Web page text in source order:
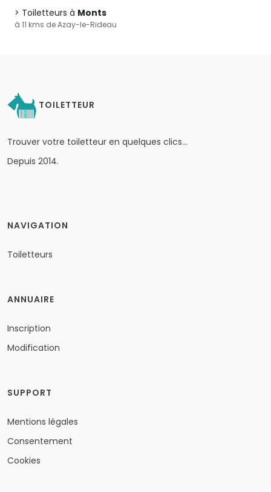
Toiletteurs à Monts
à 11 kms de Azay-le-Rideau
TOILETTEUR
Trouver votre toiletteur en quelques clics…
Depuis 2014.
NAVIGATION
Toiletteurs
ANNUAIRE
Inscription
Modification
SUPPORT
Mentions légales
Consentement
Cookies